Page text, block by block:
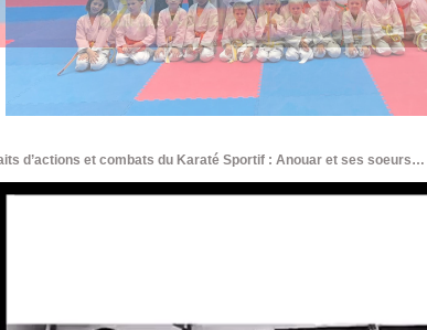
d’actions et combats du Karaté Sportif : Anouar et ses soeurs…